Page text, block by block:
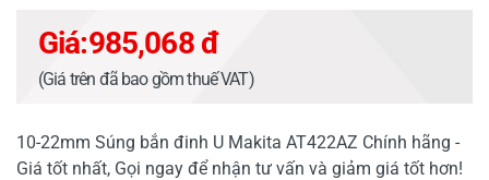
Giá:985,068 đ
(Giá trên đã bao gồm thuế VAT)
10-22mm Súng bắn đinh U Makita AT422AZ Chính hãng -
Giá tốt nhất, Gọi ngay để nhận tư vấn và giảm giá tốt hơn!